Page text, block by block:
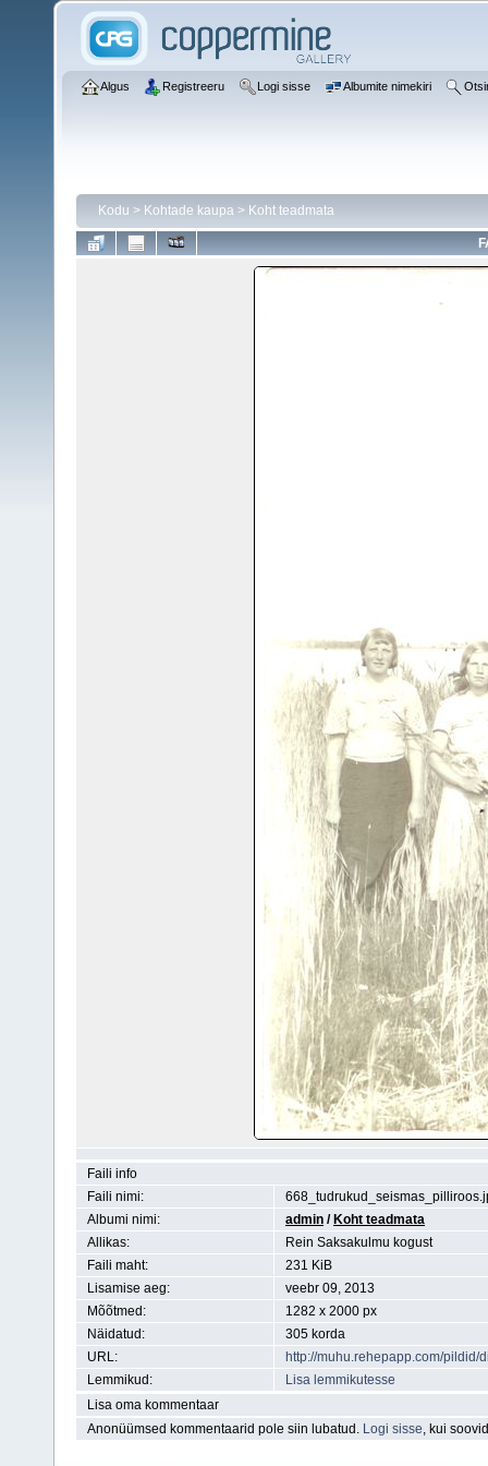
Algus Registreeru Logi sisse Albumite nimekiri
Kodu > Kohtade kaupa > Koht teadmata
Faili info
Faili nimi:
Albumi nimi:
admin / Koht teadmata
Allikas:
Rein Saksakulmu kogust
Faili maht:
231 KiB
Lisamise aeg:
veebr 09, 2013
Mõõtmed:
1282 x 2000 px
Näidatud:
305 korda
URL:
http://muhu.rehepapp.com/
Lemmikud:
Lisa lemmikutesse
Lisa oma kommentaar
Anonüümsed kommentaarid pole siin lubatud. Logi sisse, kui